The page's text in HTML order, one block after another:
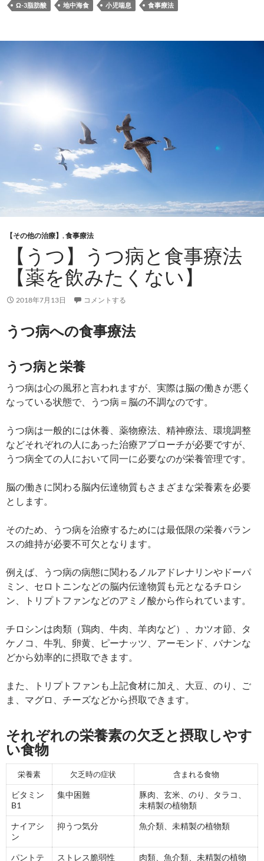
Ω-3脂肪酸 地中海食 小児喘息 食事療法
【その他の治療】 ,食事療法
【うつ】うつ病と食事療法
【薬を飲みたくない】
2018年7月13日 コメントする
うつ病への食事療法
うつ病と栄養
うつ病は心の風邪と言われますが、実際は脳の働きが悪く
なっている状態で、うつ病＝脳の不調なのです。
うつ病は一般的には休養、薬物療法、精神療法、環境調整
などそれぞれの人にあった治療アプローチが必要ですが、
うつ病全ての人において同一に必要なのが栄養管理です。
脳の働きに関わる脳内伝達物質もさまざまな栄養素を必要
とします。
そのため、うつ病を治療するためには最低限の栄養バラン
スの維持が必要不可欠となります。
例えば、うつ病の病態に関わるノルアドレナリンやドーパ
ミン、セロトニンなどの脳内伝達物質も元となるチロシ
ン、トリプトファンなどのアミノ酸から作られています。
チロシンは肉類（鶏肉、牛肉、羊肉など）、カツオ節、タ
ケノコ、牛乳、卵黄、ピーナッツ、アーモンド、バナンな
どから効率的に摂取できます。
また、トリプトファンも上記食材に加え、大豆、のり、ご
ま、マグロ、チーズなどから摂取できます。
それぞれの栄養素の欠乏と摂取しやす
い食物
栄養素 欠乏時の症状 含まれる食物
ビタミン
B1
集中困難
豚肉、玄米、のり、タラコ、
未精製の植物類
ナイアシ
ン
抑うつ気分 魚介類、未精製の植物類
パントテ ストレス脆弱性 肉類、魚介類、未精製の植物